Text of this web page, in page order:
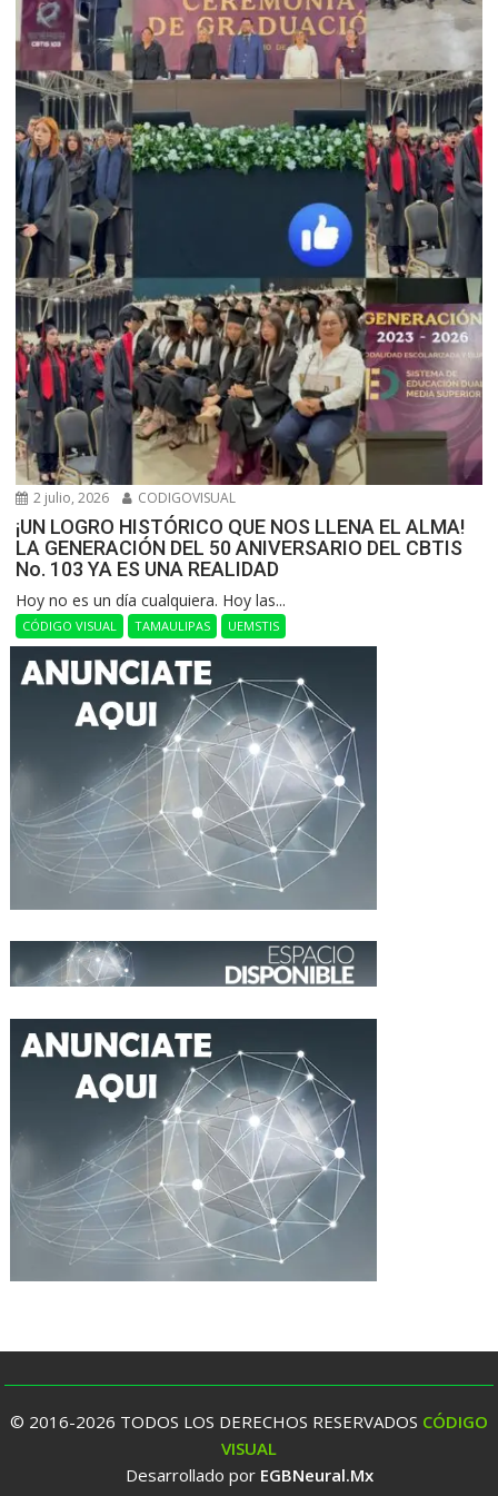
2 julio, 2026 CODIGOVISUAL
¡UN LOGRO HISTÓRICO QUE NOS LLENA EL ALMA!
LA GENERACIÓN DEL 50 ANIVERSARIO DEL CBTIS
No. 103 YA ES UNA REALIDAD
Hoy no es un día cualquiera. Hoy las...
CÓDIGO VISUAL TAMAULIPAS UEMSTIS
© 2016-2026 TODOS LOS DERECHOS RESERVADOS CÓDIGO
VISUAL
Desarrollado por EGBNeural.Mx